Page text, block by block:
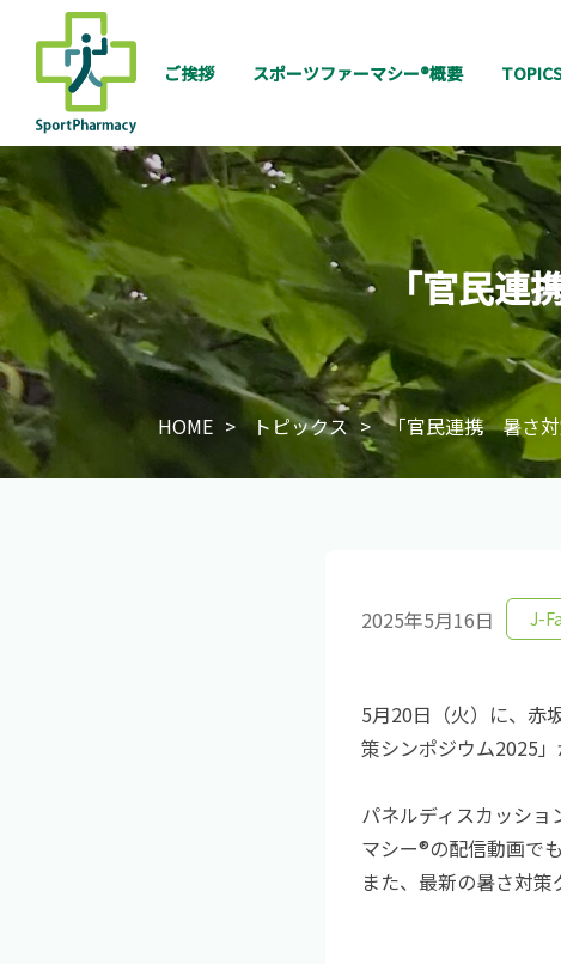
ご挨拶 スポーツファーマシー®概要
「官民連
HOME トピックス 「官民連携 暑さ対
2025年5月16日 J-
5月20日（火）に、赤
策シンポジウム2025」
パネルディスカッシ
マシー®の配信動画で
また、最新の暑さ対策